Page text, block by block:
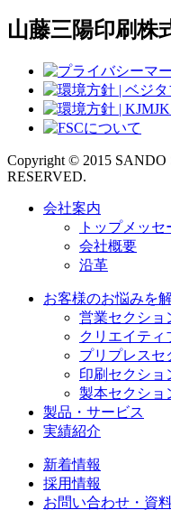
山藤三陽印刷株
Copyright © 2015
RESERVED.
会社案内
トップメッセ
会社概要
沿革
お客様のお悩みを
営業セクショ
クリエイティ
プリプレスセ
印刷セクショ
製本セクショ
製品・サービス
実績紹介
新着情報
採用情報
お問い合わせ・資